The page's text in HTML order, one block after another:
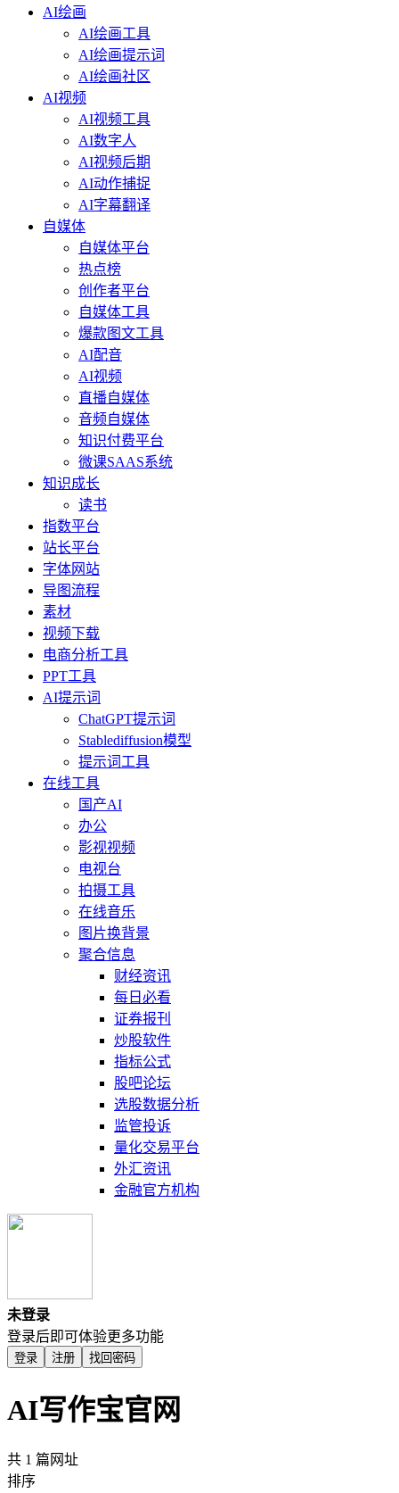
AI绘画
AI绘画工具
AI绘画提示词
AI绘画社区
AI视频
AI视频工具
AI数字人
AI视频后期
AI动作捕捉
AI字幕翻译
自媒体
自媒体平台
热点榜
创作者平台
自媒体工具
爆款图文工具
AI配音
AI视频
直播自媒体
音频自媒体
知识付费平台
微课SAAS系统
知识成长
读书
指数平台
站长平台
字体网站
导图流程
素材
视频下载
电商分析工具
PPT工具
AI提示词
ChatGPT提示词
Stablediffusion模型
提示词工具
在线工具
国产AI
办公
影视视频
电视台
拍摄工具
在线音乐
图片换背景
聚合信息
财经资讯
每日必看
证券报刊
炒股软件
指标公式
股吧论坛
选股数据分析
监管投诉
量化交易平台
外汇资讯
金融官方机构
未登录
登录后即可体验更多功能
登录 注册 找回密码
AI写作宝官网
共 1 篇网址
排序